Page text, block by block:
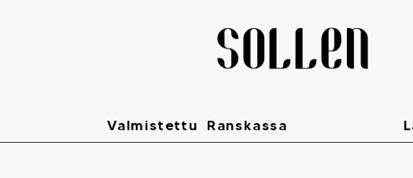
Valmistettu Ranskassa